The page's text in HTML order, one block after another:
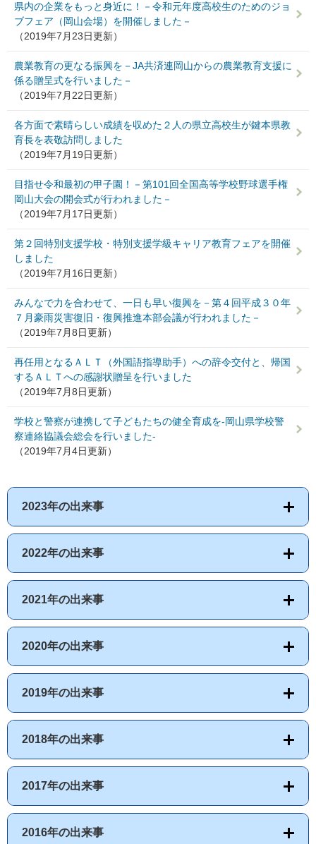
県内の企業をもっと身近に！－令和元年度高校生のためのジョ
ブフェア（岡山会場）を開催しました－
（2019年7月23日更新）
農業教育の更なる振興を－JA共済連岡山からの農業教育支援に
係る贈呈式を行いました－
（2019年7月22日更新）
各方面で素晴らしい成績を収めた２人の県立高校生が鍵本県教
育長を表敬訪問しました
（2019年7月19日更新）
目指せ令和最初の甲子園！－第101回全国高等学校野球選手権
岡山大会の開会式が行われました－
（2019年7月17日更新）
第２回特別支援学校・特別支援学級キャリア教育フェアを開催
しました
（2019年7月16日更新）
みんなで力を合わせて、一日も早い復興を－第４回平成３０年
７月豪雨災害復旧・復興推進本部会議が行われました－
（2019年7月8日更新）
再任用となるＡＬＴ（外国語指導助手）への辞令交付と、帰国
するＡＬＴへの感謝状贈呈を行いました
（2019年7月8日更新）
学校と警察が連携して子どもたちの健全育成を-岡山県学校警
察連絡協議会総会を行いました-
（2019年7月4日更新）
2023年の出来事
2022年の出来事
2021年の出来事
2020年の出来事
2019年の出来事
2018年の出来事
2017年の出来事
2016年の出来事